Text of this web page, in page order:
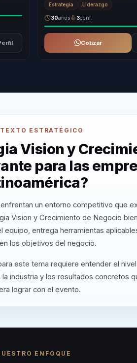
Estrategia Liderazgo
30años 3conf.
Cotizar
ESTRATÉGICO
Vision y
para las
un entorno competitivo que
Vision y Crecimiento de Negocio
entrega herramientas
los objetivos del negocio.
este tema requiere entender el
industria y los resultados concretos
lograr con el evento.
ENFOQUE